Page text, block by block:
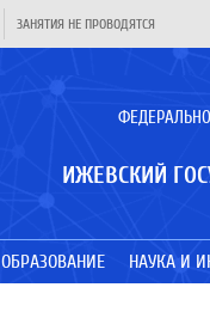
ЗАНЯТИЯ НЕ ПРОВОДЯТСЯ
ИЖЕВСКИЙ
ОБРАЗОВАНИЕ НАУКА И